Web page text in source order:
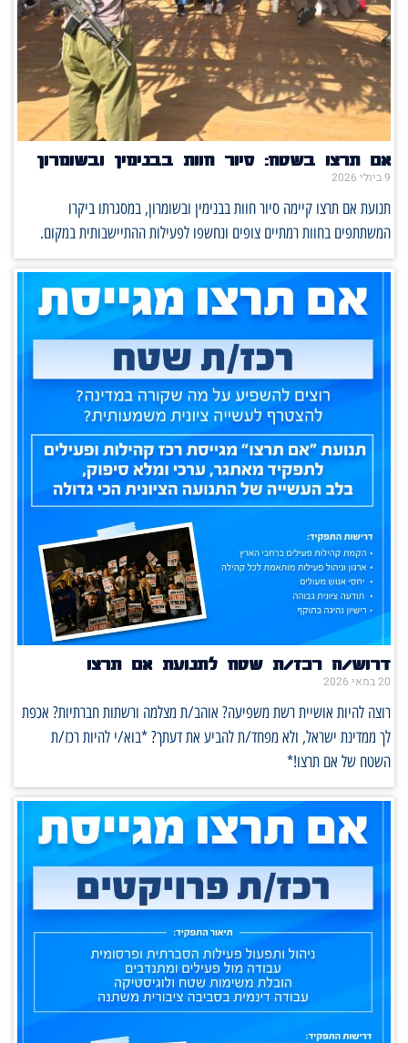
אם תרצו בשטח: סיור חוות בבנימין ובשומרון
9 ביולי 2026
תנועת אם תרצו קיימה סיור חוות בבנימין ובשומרון, במסגרתו ביקרו
המשתתפים בחוות רמתיים צופים ונחשפו לפעילות ההתיישבותית במקום.
דרוש/ה רכז/ת שטח לתנועת אם תרצו
20 במאי 2026
רוצה להיות אושיית רשת משפיעה? אוהב/ת מצלמה ורשתות חברתיות? אכפת
לך ממדינת ישראל, ולא מפחד/ת להביע את דעתך? *בוא/י להיות רכז/ת
השטח של אם תרצו!*